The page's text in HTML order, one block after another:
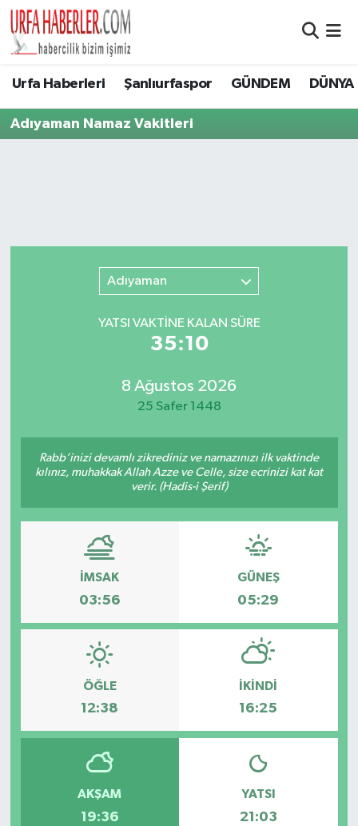
Urfa Haberleri Şanlıurfaspor GÜNDEM DÜNYA
Adıyaman Namaz Vakitleri
Adıyaman
YATSI VAKTİNE KALAN SÜRE
35:10
8 Ağustos 2026
25 Safer 1448
Rabb’inizi devamlı zikrediniz ve namazınızı ilk vaktinde
kılınız, muhakkak Allah Azze ve Celle, size ecrinizi kat kat
verir. (Hadis-i Şerif)
İMSAK
03:56
GÜNEŞ
05:29
ÖĞLE
12:38
İKINDI
16:25
AKŞAM
19:36
YATSI
21:03
Şanlıurfa Nöbetçi Eczaneler
Şanlıurfa Namaz Vakitleri
Tüm Manşetler